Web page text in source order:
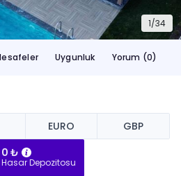
1/34
Uygunluk Yorum (0)
EURO
GBP
0 ₺
Hasar Depozitosu